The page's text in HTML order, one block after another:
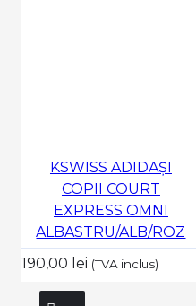
KSWISS ADIDAȘI
COPII COURT
EXPRESS OMNI
ALBASTRU/ALB/ROZ
190,00 lei (TVA inclus)